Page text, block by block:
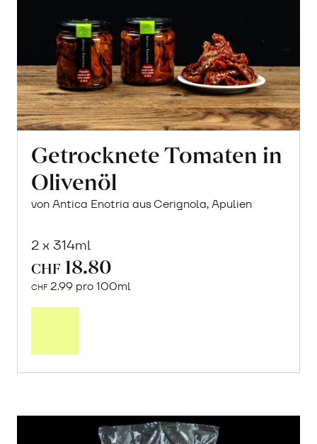
Getrocknete Tomaten in
Olivenöl
von Antica Enotria aus Cerignola, Apulien
2 x 314ml
CHF 18.80
CHF 2.99 pro 100ml